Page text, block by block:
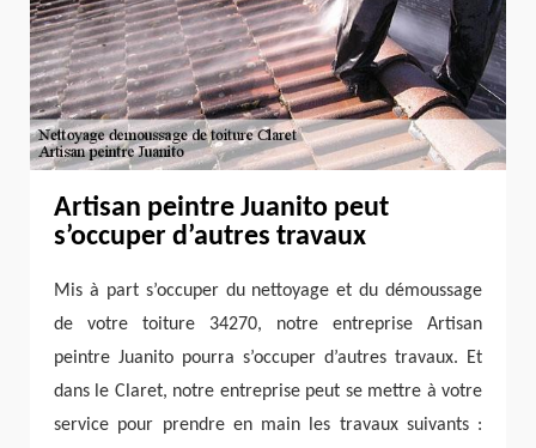
Artisan peintre Juanito peut
s’occuper d’autres travaux
Mis à part s’occuper du nettoyage et du démoussage
de votre toiture 34270, notre entreprise Artisan
peintre Juanito pourra s’occuper d’autres travaux. Et
dans le Claret, notre entreprise peut se mettre à votre
service pour prendre en main les travaux suivants :